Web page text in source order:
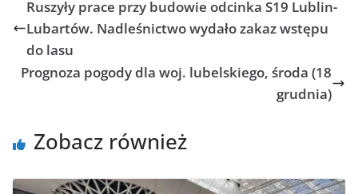
Ruszyły prace przy budowie odcinka S19 Lublin-
Lubartów. Nadleśnictwo wydało zakaz wstępu
do lasu
Prognoza pogody dla woj. lubelskiego, środa (18
grudnia)
Zobacz również